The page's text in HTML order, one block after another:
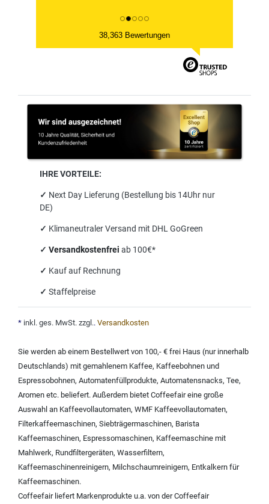
38,363 Bewertungen
IHRE VORTEILE:
✓ Next Day Lieferung (Bestellung bis 14Uhr nur
DE)
✓ Klimaneutraler Versand mit DHL GoGreen
✓ Versandkostenfrei ab 100€*
✓ Kauf auf Rechnung
✓ Staffelpreise
* inkl. ges. MwSt. zzgl.. Versandkosten
Sie werden ab einem Bestellwert von 100,- € frei Haus (nur innerhalb
Deutschlands) mit gemahlenem Kaffee, Kaffeebohnen und
Espressobohnen, Automatenfüllprodukte, Automatensnacks, Tee,
Aromen etc. beliefert. Außerdem bietet Coffeefair eine große
Auswahl an Kaffeevollautomaten, WMF Kaffeevollautomaten,
Filterkaffeemaschinen, Siebträgermaschinen, Barista
Kaffeemaschinen, Espressomaschinen, Kaffeemaschine mit
Mahlwerk, Rundfiltergeräten, Wasserfiltern,
Kaffeemaschinenreinigern, Milchschaumreinigern, Entkalkern für
Kaffeemaschinen.
Coffeefair liefert Markenprodukte u.a. von derCoffeefair